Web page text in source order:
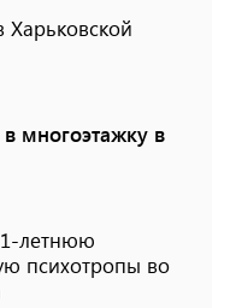
Харьковской
в многоэтажку в
летнюю
психотропы во